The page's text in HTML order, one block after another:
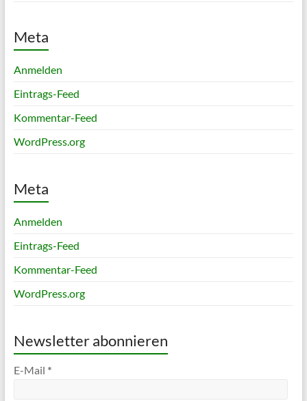
Meta
Anmelden
Eintrags-Feed
Kommentar-Feed
WordPress.org
Meta
Anmelden
Eintrags-Feed
Kommentar-Feed
WordPress.org
Newsletter abonnieren
E-Mail *